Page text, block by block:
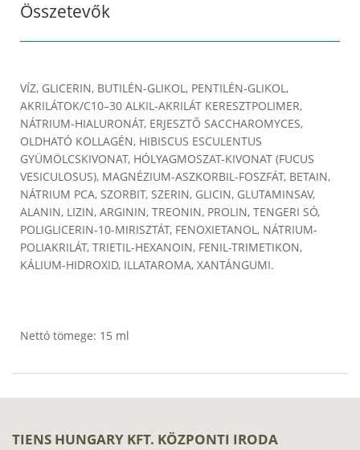
Összetevők
VÍZ, GLICERIN, BUTILÉN-GLIKOL, PENTILÉN-GLIKOL,
AKRILÁTOK/C10–30 ALKIL-AKRILÁT KERESZTPOLIMER,
NÁTRIUM-HIALURONÁT, ERJESZTŐ SACCHAROMYCES,
OLDHATÓ KOLLAGÉN, HIBISCUS ESCULENTUS
GYÜMÖLCSKIVONAT, HÓLYAGMOSZAT-KIVONAT (FUCUS
VESICULOSUS), MAGNÉZIUM-ASZKORBIL-FOSZFÁT, BETAIN,
NÁTRIUM PCA, SZORBIT, SZERIN, GLICIN, GLUTAMINSAV,
ALANIN, LIZIN, ARGININ, TREONIN, PROLIN, TENGERI SÓ,
POLIGLICERIN-10-MIRISZTÁT, FENOXIETANOL, NÁTRIUM-
POLIAKRILÁT, TRIETIL-HEXANOIN, FENIL-TRIMETIKON,
KÁLIUM-HIDROXID, ILLATAROMA, XANTÁNGUMI.
Nettó tömege: 15 ml
TIENS HUNGARY KFT. KÖZPONTI IRODA